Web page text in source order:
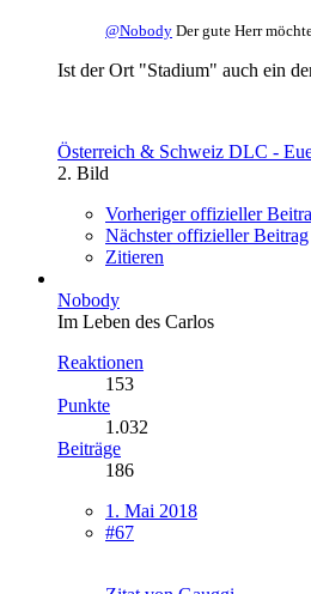
@Nobody Der gute Herr
Ist der Ort "Stadium" auch ein
Österreich & Schweiz DLC -
2. Bild
Vorheriger offizieller
Nächster offizieller Beitrag
Zitieren
Nobody
Im Leben des Carlos
Reaktionen
153
Punkte
1.032
Beiträge
186
1. Mai 2018
#67